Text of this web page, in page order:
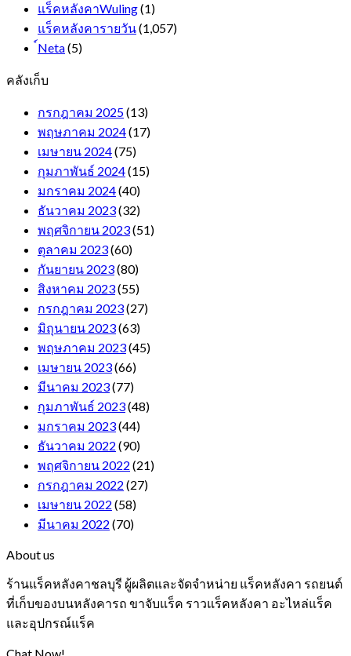
แร็คหลังคาWuling(1)
แร็คหลังคารายวัน(1,057)
์Neta(5)
คลังเก็บ
กรกฎาคม 2025(13)
พฤษภาคม 2024(17)
เมษายน 2024(75)
กุมภาพันธ์ 2024(15)
มกราคม 2024(40)
ธันวาคม 2023(32)
พฤศจิกายน 2023(51)
ตุลาคม 2023(60)
กันยายน 2023(80)
สิงหาคม 2023(55)
กรกฎาคม 2023(27)
มิถุนายน 2023(63)
พฤษภาคม 2023(45)
เมษายน 2023(66)
มีนาคม 2023(77)
กุมภาพันธ์ 2023(48)
มกราคม 2023(44)
ธันวาคม 2022 (90)
พฤศจิกายน 2022 (21)
กรกฎาคม 2022 (27)
เมษายน 2022 (58)
มีนาคม 2022 (70)
About us
ร้านแร็คหลังคาชลบุรี ผู้ผลิตและจัดจำหน่าย แร็คหลังคา รถยนต์
ที่เก็บของบนหลังคารถ ขาจับแร็ค ราวแร็คหลังคา อะไหล่แร็ค
และอุปกรณ์แร็ค